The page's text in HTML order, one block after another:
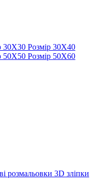
30Х30 Розмір 30Х40
50Х50 Розмір 50Х60
розмальовки 3D зліпки